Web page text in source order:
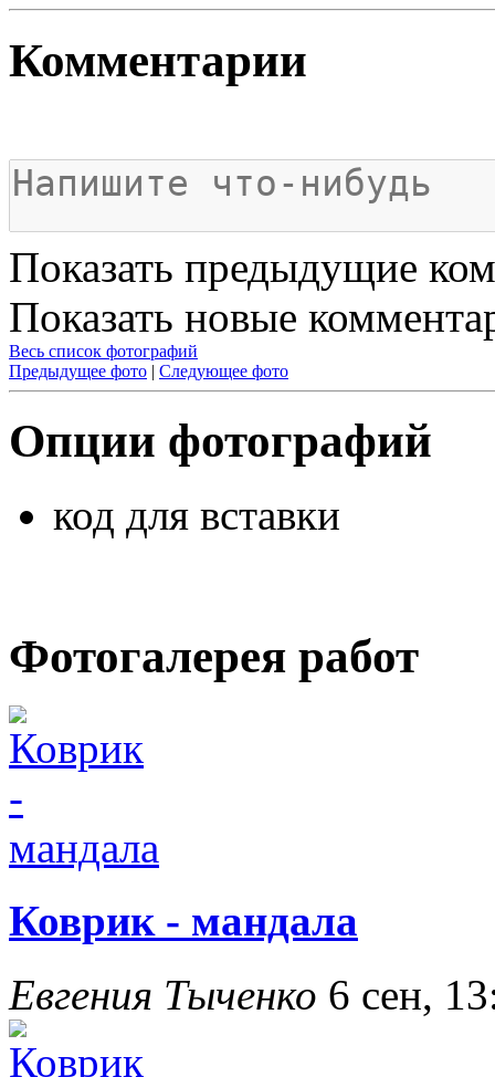
Комментарии
Показать предыдущие
Показать новые
Весь список фотографий
Предыдущее фото | Следующее фото
Опции фотографий
код для вставки
Фотогалерея работ
Коврик - мандала
Евгения Тыченко 6 сен,